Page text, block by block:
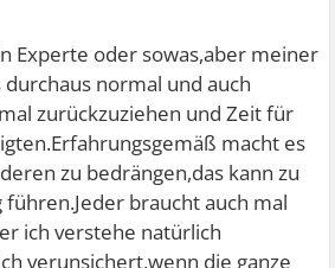
braucht mal Zeit für sich.
Woche und gestern habe ich ihn
sei gerade dabei sich
so auf Abstand geht?
hat mir genau das vor einer Woche
und deswegen do ist.er war 5
Experte oder sowas,aber meiner
normal und auch
zurückzuziehen und Zeit für
macht es
zu bedrängen,das kann zu
braucht auch mal
ich verstehe natürlich
verunsichert,wenn die ganze